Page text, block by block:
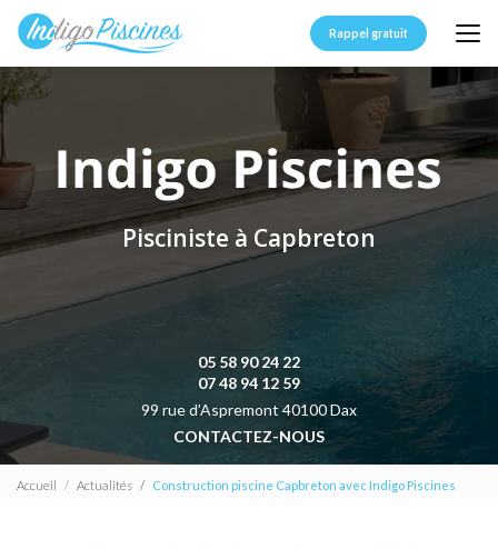
Aller
contenu
principal
Rappel gratuit
Pisciniste à Capbreton
05 58 90 24 22
07 48 94 12 59
99 rue d’Aspremont 40100 Dax
CONTACTEZ-NOUS
Accueil Actualités Construction piscine Capbreton avec Indigo Piscines